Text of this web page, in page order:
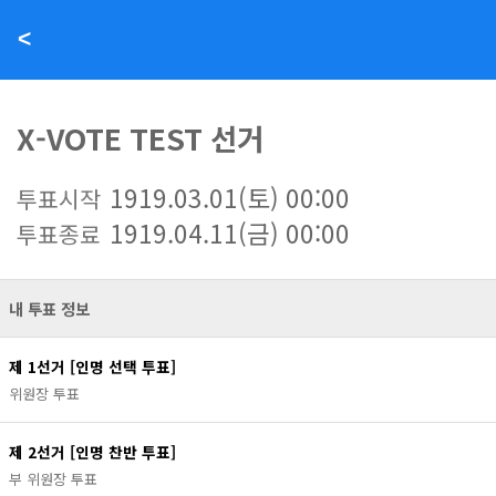
<
X-VOTE TEST 선거
투표시작 1919.03.01(토) 00:00
투표종료 1919.04.11(금) 00:00
내 투표 정보
제 1선거 [인명 선택 투표]
위원장 투표
제 2선거 [인명 찬반 투표]
부 위원장 투표